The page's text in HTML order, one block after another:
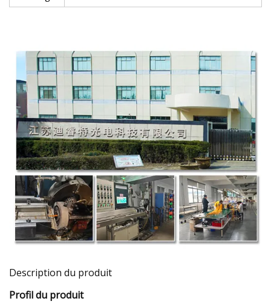
Description du produit
Profil du produit